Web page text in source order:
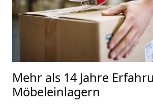
Mehr als 14 Jahre
Möbeleinlagern